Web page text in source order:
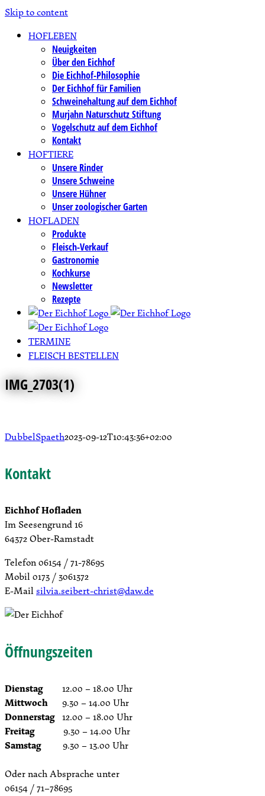
Skip to content
HOFLEBEN
Neuigkeiten
Über den Eichhof
Die Eichhof-Philosophie
Der Eichhof für Familien
Schweinehaltung auf dem Eichhof
Murjahn Naturschutz Stiftung
Vogelschutz auf dem Eichhof
Kontakt
HOFTIERE
Unsere Rinder
Unsere Schweine
Unsere Hühner
Unser zoologischer Garten
HOFLADEN
Produkte
Fleisch-Verkauf
Gastronomie
Kochkurse
Newsletter
Rezepte
TERMINE
FLEISCH BESTELLEN
IMG_2703(1)
DubbelSpaeth2023-09-12T10:43:36+02:00
Kontakt
Eichhof Hofladen
Im Seesengrund 16
64372 Ober-Ramstadt
Telefon 06154 / 71-78695
Mobil 0173 / 3061372
E-Mailsilvia.seibert-christ@daw.de
Öffnungszeiten
Dienstag 12.00 – 18.00 Uhr
Mittwoch 9.30 – 14.00 Uhr
Donnerstag 12.00 – 18.00 Uhr
Freitag 9.30 – 14.00 Uhr
Samstag 9.30 – 13.00 Uhr
Oder nach Absprache unter
06154 / 71–78695